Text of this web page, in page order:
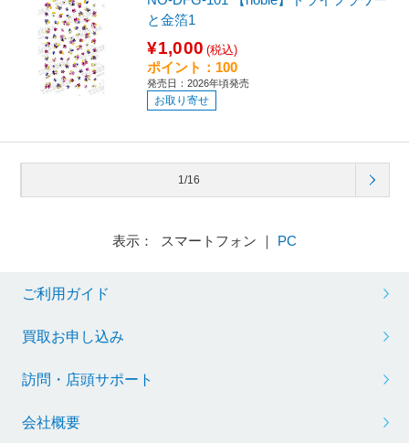
と金箔1
¥1,000 (税込)
ポイント：100
発売日：2026年頃発売
お取り寄せ
1/16
表示： スマートフォン ｜ PC
ご利用ガイド
買取お申し込み
訪問・店頭サポート
会社概要